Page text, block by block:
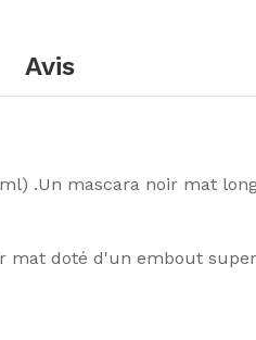
Avis
.Un mascara noir mat
mat doté d'un embout